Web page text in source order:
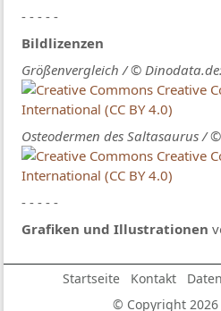
- - - - -
Bildlizenzen
Größenvergleich / ©
Creative
International (CC BY 4.0)
Osteodermen des Saltasaurus /
Creative
International (CC BY 4.0)
- - - - -
Grafiken und Illustrationen
Startseite Kontakt
© Copyright